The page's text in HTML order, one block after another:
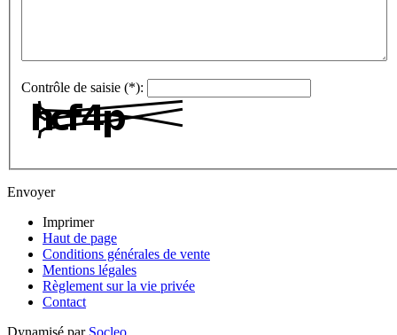
Contrôle de saisie (*):
Envoyer
Imprimer
Haut de page
Conditions générales de vente
Mentions légales
Règlement sur la vie privée
Contact
Dynamisé par Socleo